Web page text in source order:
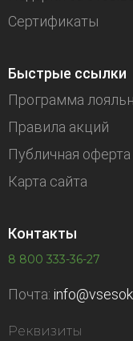
Сертификаты
Быстрые ссылки
Программа
Правила акций
Публичная оферта
Карта сайта
Контакты
8 800 333-36-27
Почта:
Реквизиты